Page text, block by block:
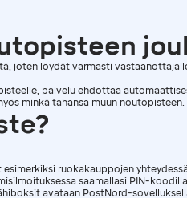
joten löydät varmasti
palvelu ehdottaa
minkä tahansa muun noutopisteen.
ruokakauppojen
saamallasi PIN-
avataan PostNord-